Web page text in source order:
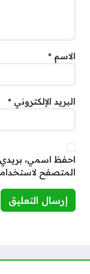
الاسم *
البريد الإلكتروني *
احفظ اسمي، بريدي
المتصفح